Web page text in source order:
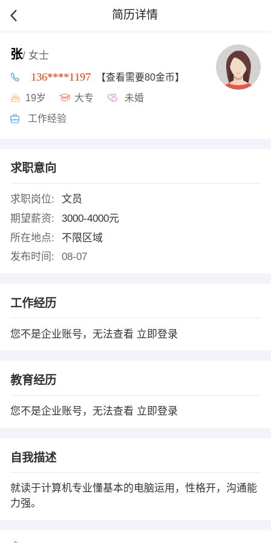
简历详情
张/ 女士
136****1197 【查看需要80金币】
19岁 大专 未婚
工作经验
求职意向
求职岗位:
文员
期望薪资:
3000-4000元
所在地点:
不限区域
发布时间:
08-07
工作经历
您不是企业账号，无法查看 立即登录
教育经历
您不是企业账号，无法查看 立即登录
自我描述
就读于计算机专业懂基本的电脑运用，性格开，沟通能
力强。